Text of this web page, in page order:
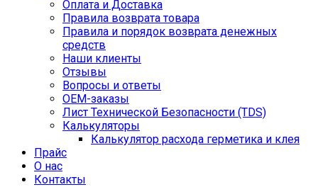
Оплата и Доставка
Правила возврата товара
Правила и порядок возврата денежных
средств
Наши клиенты
Отзывы
Вопросы и ответы
OEM-заказы
Лист Технической Безопасности (TDS)
Калькуляторы
Калькулятор расхода герметика и клея
Прайс
О нас
Контакты